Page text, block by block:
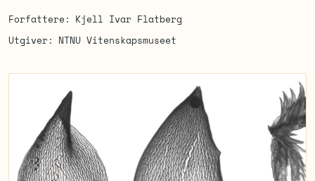
Forfattere
Kjell Ivar Flatberg
Utgiver
NTNU Vitenskapsmuseet